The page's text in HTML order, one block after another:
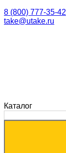
8 (800) 777-35-42
take@utake.ru
Каталог